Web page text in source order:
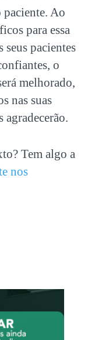
Ao
para essa
seus pacientes
o
melhorado,
nas suas
agradecerão.
Tem algo a
nos